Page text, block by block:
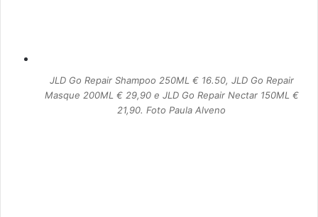
JLD Go Repair Shampoo 250ML € 16.50, JLD Go Repair
Masque 200ML € 29,90 e JLD Go Repair Nectar 150ML €
21,90. Foto Paula Alveno